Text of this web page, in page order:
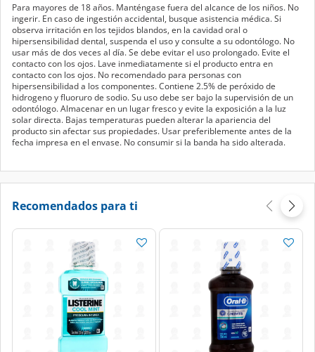
Para mayores de 18 años. Manténgase fuera del alcance de los niños. No
ingerir. En caso de ingestión accidental, busque asistencia médica. Si
observa irritación en los tejidos blandos, en la cavidad oral o
hipersensibilidad dental, suspenda el uso y consulte a su odontólogo. No
usar más de dos veces al día. Se debe evitar el uso prolongado. Evite el
contacto con los ojos. Lave inmediatamente si el producto entra en
contacto con los ojos. No recomendado para personas con
hipersensibilidad a los componentes. Contiene 2.5% de peróxido de
hidrogeno y fluoruro de sodio. Su uso debe ser bajo la supervisión de un
odontólogo. Almacenar en un lugar fresco y evite la exposición a la luz
solar directa. Bajas temperaturas pueden alterar la apariencia del
producto sin afectar sus propiedades. Usar preferiblemente antes de la
fecha impresa en el envase. No consumir si la banda ha sido alterada.
Recomendados para ti